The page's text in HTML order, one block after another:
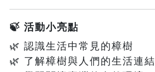
🍃 活動小亮點
🌿 認識生活中常見的樟樹
🌿 了解樟樹與人們的生活連結